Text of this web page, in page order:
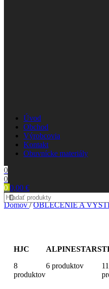
Úvod
Obchod
Výrobcovia
Kontakt
Obuvnícke materiály
0
0
0 0,00 €
Domov/ OBLEČENIE A
HJC
8
produktov
ALPINESTARS
6 produktov
11